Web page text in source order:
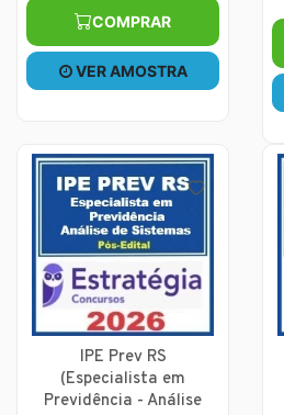
COMPRAR
VER AMOSTRA
IPE Prev RS
(Especialista em
Previdência - Análise